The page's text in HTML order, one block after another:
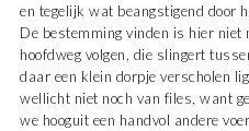
en tegelijk wat beangstigend door
De bestemming vinden is hier niet
hoofdweg volgen, die slingert
daar een klein dorpje verscholen
wellicht niet noch van files, want
we hooguit een handvol andere